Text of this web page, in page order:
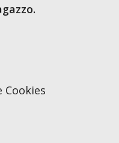
Cookies